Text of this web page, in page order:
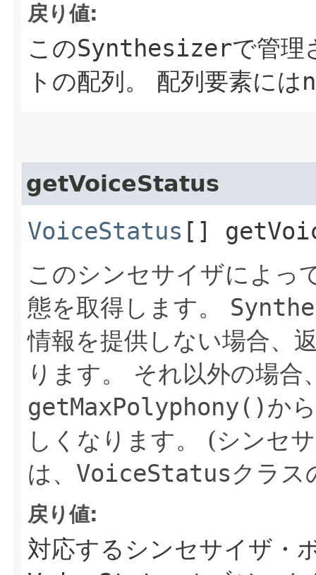
戻り値:
このSynthesizerで管理
トの配列。
配列要素には
getVoiceStatus
VoiceStatus []
このシンセサイザによっ
態を取得します。
情報を提供しない場合、
ります。
それ以外の場合
getMaxPolyphony()か
しくなります。
(シンセ
は、 VoiceStatusクラス
戻り値:
対応するシンセサイザ・